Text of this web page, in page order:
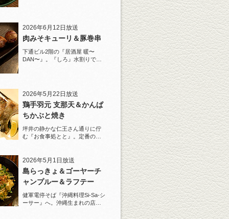
2026年6月12日放送
肉みそキューリ＆豚巻串
下通ビル2階の『居酒屋 暖〜
DAN〜』。『しろ』水割りで夏
2026年5月22日放送
鶏手羽元 支那天＆かんぱ
ちかぶと焼き
坪井の静かな仁王さん通りに佇
む『お食事処とと』。定番の
2026年5月1日放送
島らっきょ＆ゴーヤーチ
ャンプルー＆ラフテー
健軍電停そば『沖縄料理Si-Sa-シ
ーサー』へ。沖縄生まれの店主